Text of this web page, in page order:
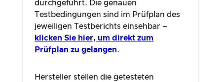
durchgeführt. Die genauen
Testbedingungen sind im Prüfplan des
jeweiligen Testberichts einsehbar –
klicken Sie hier, um direkt zum
Prüfplan zu gelangen.
Hersteller stellen die getesteten